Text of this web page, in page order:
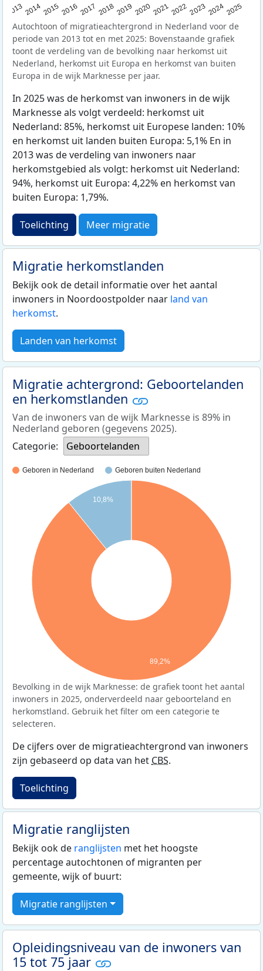
20132014201520162017 20182019 202020212022202320242025
Autochtoon of migratieachtergrond in Nederland voor de
periode van 2013 tot en met 2025: Bovenstaande grafiek
toont de verdeling van de bevolking naar herkomst uit
Nederland, herkomst uit Europa en herkomst van buiten
Europa in de wijk Marknesse per jaar.
In 2025 was de herkomst van inwoners in de wijk
Marknesse als volgt verdeeld: herkomst uit
Nederland: 85%, herkomst uit Europese landen: 10%
en herkomst uit landen buiten Europa: 5,1% En in
2013 was de verdeling van inwoners naar
herkomstgebied als volgt: herkomst uit Nederland:
94%, herkomst uit Europa: 4,22% en herkomst van
buiten Europa: 1,79%.
Toelichting Meer migratie
Migratie herkomstlanden
Bekijk ook de detail informatie over het aantal
inwoners in Noordoostpolder naar land van
herkomst.
Landen van herkomst
Migratie achtergrond: Geboortelanden
en herkomstlanden
Van de inwoners van de wijk Marknesse is 89% in
Nederland geboren (gegevens 2025).
Categorie:
Geboortelanden
Geboren in Nederland Geboren buiten Nederland
10,8%
89,2%
Bevolking in de wijk Marknesse: de grafiek toont het aantal
inwoners in 2025, onderverdeeld naar geboorteland en
herkomstland. Gebruik het filter om een categorie te
selecteren.
De cijfers over de migratieachtergrond van inwoners
zijn gebaseerd op data van het CBS.
Toelichting
Migratie ranglijsten
Bekijk ook de ranglijsten met het hoogste
percentage autochtonen of migranten per
gemeente, wijk of buurt:
Migratie ranglijsten
Opleidingsniveau van de inwoners van
15 tot 75 jaar